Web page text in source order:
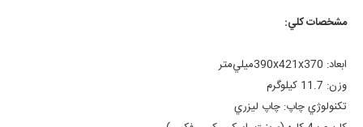
مشخصات کلي:
ابعاد: 390x421x370ميلي‌متر
وزن: 11.7 کيلوگرم
تکنولوژي چاپ: چاپ ليزري